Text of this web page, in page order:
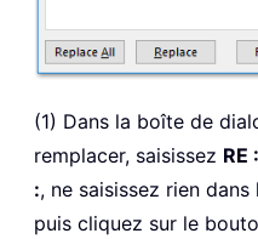
(1) Dans la boîte de
remplacer, saisissez RE :
:, ne saisissez rien dans
puis cliquez sur le